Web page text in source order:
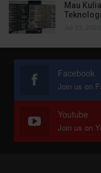
Mau
Facebook
Youtube
Join us on